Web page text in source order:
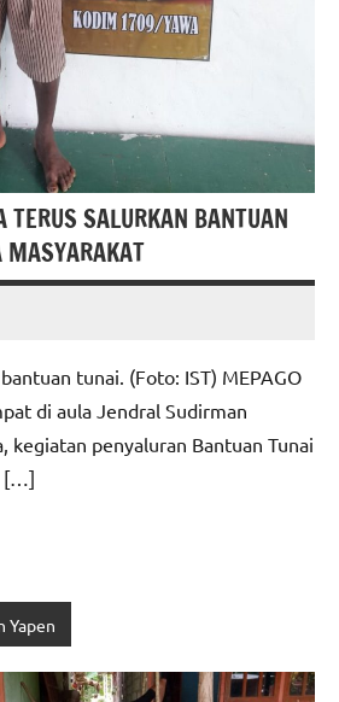
SALURKAN BANTUAN
MASYARAKAT
tunai. (Foto: IST) MEPAGO
di aula Jendral Sudirman
kegiatan penyaluran Bantuan Tunai
[…]
Yapen